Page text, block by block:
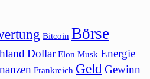
Bitcoin Börse
Dollar Elon Musk Energie
Frankreich Geld Gewinn